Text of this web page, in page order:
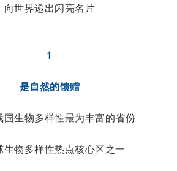
向世界递出闪亮名片
1
是自然的馈赠
国生物多样性最为丰富的省份
生物多样性热点核心区之一